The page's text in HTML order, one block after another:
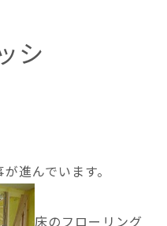
シ
進んでいます。
床のフローリング